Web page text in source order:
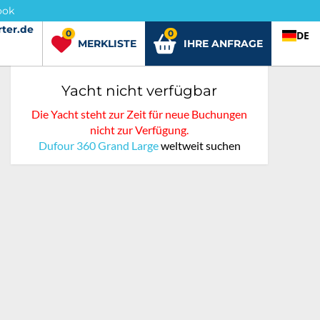
MERKLISTE
0
IHRE ANFRAGE
0 DE
Yacht nicht verfügbar
Die Yacht steht zur Zeit für neue Buchungen
nicht zur Verfügung.
Dufour 360 Grand Largeweltweit suchen